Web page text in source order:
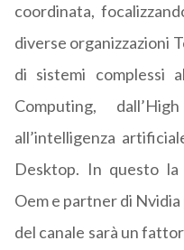
coordinata,
diverse organizzazioni
di sistemi complessi
Computing,
all’intelligenza
Desktop. In questo
Oem e partner di
del canale sarà un